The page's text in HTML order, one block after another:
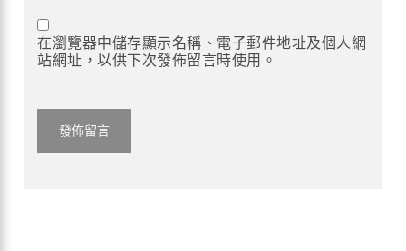
在瀏覽器中儲存顯示名稱、電子郵件地址及個人網
站網址，以供下次發佈留言時使用。